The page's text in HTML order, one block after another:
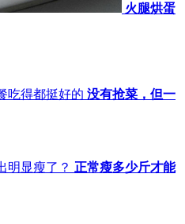
火腿烘蛋
没有抢菜，但一
正常瘦多少斤才能